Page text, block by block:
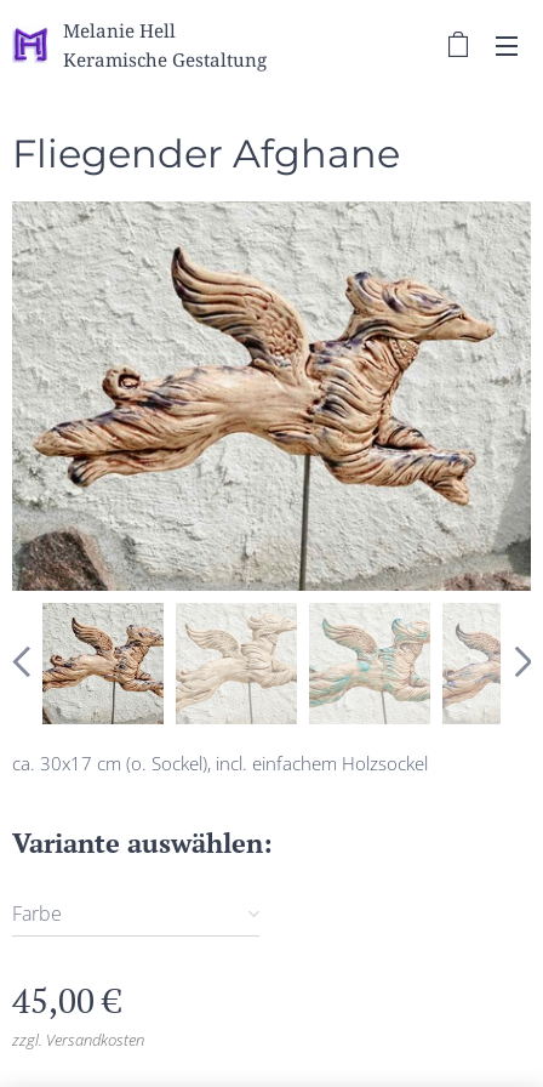
Melanie Hell
Keramische Gestaltung
Fliegender Afghane
ca. 30x17 cm (o. Sockel), incl. einfachem Holzsockel
Variante auswählen:
Farbe
45,00€
zzgl. Versandkosten